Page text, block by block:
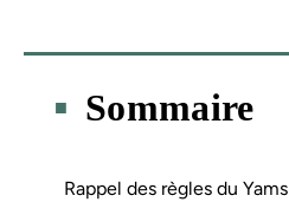
Sommaire
Rappel des règles du Yams